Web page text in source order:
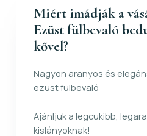
Miért imádják a
Ezüst fülbevaló
kővel?
Nagyon aranyos és
ezüst fülbevaló
Ajánljuk a legcukibb,
kislányoknak!